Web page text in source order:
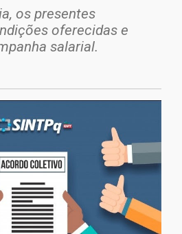
os presentes
oferecidas e
salarial.